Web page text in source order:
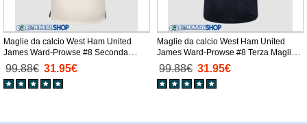
Maglie da calcio West Ham United
James Ward-Prowse #8 Seconda
Maglia 2025-26 Manica Corta
99.88€ 31.95€
Maglie da calcio West Ham United
James Ward-Prowse #8 Terza Maglia
2025-26 Manica Corta
99.88€ 31.95€